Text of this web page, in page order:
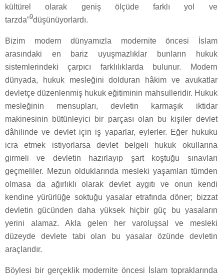
kültürel olarak geniş ölçüde farklı yol ve
tarzda”9düşünüyorlardı.
Bizim modern dünyamızla modernite öncesi İslam
arasındaki en bariz uyuşmazlıklar bunların hukuk
sistemlerindeki çarpıcı farklılıklarda bulunur. Modern
dünyada, hukuk mesleğini dolduran hâkim ve avukatlar
devletçe düzenlenmiş hukuk eğitiminin mahsulleridir. Hukuk
mesleğinin mensupları, devletin karmaşık iktidar
makinesinin bütünleyici bir parçası olan bu kişiler devlet
dâhilinde ve devlet için iş yaparlar, eylerler. Eğer hukuku
icra etmek istiyorlarsa devlet belgeli hukuk okullarına
girmeli ve devletin hazırlayıp şart koştuğu sınavları
geçmeliler. Mezun olduklarında mesleki yaşamları tümden
olmasa da ağırlıklı olarak devlet aygıtı ve onun kendi
kendine yürürlüğe soktuğu yasalar etrafında döner; bizzat
devletin gücünden daha yüksek hiçbir güç bu yasaların
yerini alamaz. Akla gelen her varoluşsal ve mesleki
düzeyde devlete tabi olan bu yasalar özünde devletin
araçlarıdır.
Böylesi bir gerçeklik modernite öncesi İslam topraklarında